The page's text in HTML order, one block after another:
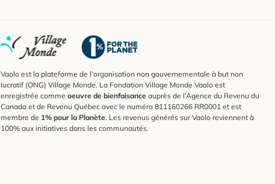
Vaolo est la plateforme de l'organisation non gouvernementale à but non
lucratif (ONG) Village Monde. La Fondation Village Monde Vaolo est
enregistrée comme oeuvre de bienfaisance auprès de l’Agence du Revenu du
Canada et de Revenu Québec avec le numéro 811160266 RR0001 et est
membre de 1% pour la Planète. Les revenus générés sur Vaolo reviennent à
100% aux initiatives dans les communautés.